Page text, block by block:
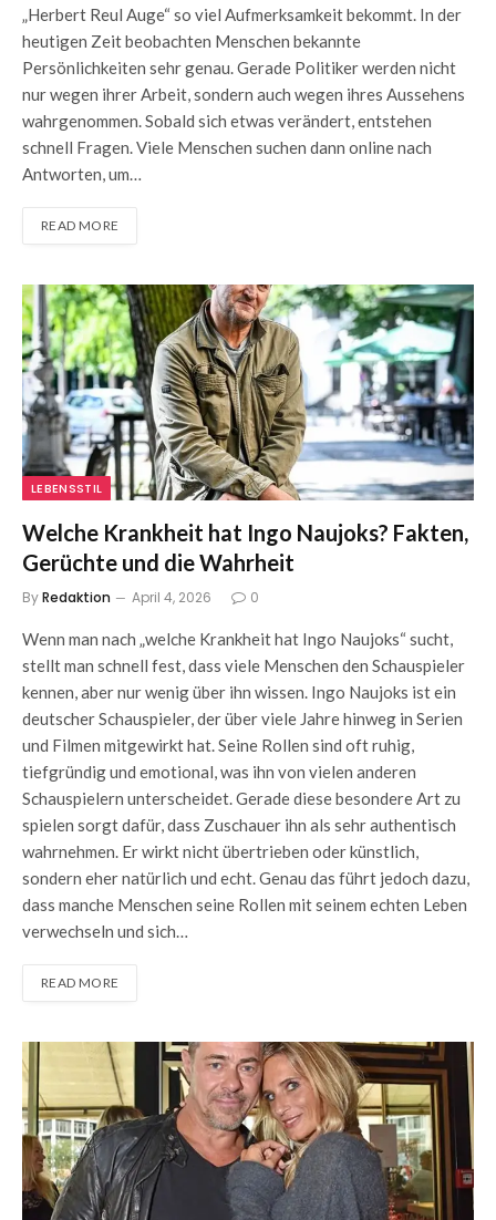
„Herbert Reul Auge“ so viel Aufmerksamkeit bekommt. In der
heutigen Zeit beobachten Menschen bekannte
Persönlichkeiten sehr genau. Gerade Politiker werden nicht
nur wegen ihrer Arbeit, sondern auch wegen ihres Aussehens
wahrgenommen. Sobald sich etwas verändert, entstehen
schnell Fragen. Viele Menschen suchen dann online nach
Antworten, um…
READ MORE
LEBENSSTIL
Welche Krankheit hat Ingo Naujoks? Fakten,
Gerüchte und die Wahrheit
ByRedaktion April 4, 2026 0
Wenn man nach „welche Krankheit hat Ingo Naujoks“ sucht,
stellt man schnell fest, dass viele Menschen den Schauspieler
kennen, aber nur wenig über ihn wissen. Ingo Naujoks ist ein
deutscher Schauspieler, der über viele Jahre hinweg in Serien
und Filmen mitgewirkt hat. Seine Rollen sind oft ruhig,
tiefgründig und emotional, was ihn von vielen anderen
Schauspielern unterscheidet. Gerade diese besondere Art zu
spielen sorgt dafür, dass Zuschauer ihn als sehr authentisch
wahrnehmen. Er wirkt nicht übertrieben oder künstlich,
sondern eher natürlich und echt. Genau das führt jedoch dazu,
dass manche Menschen seine Rollen mit seinem echten Leben
verwechseln und sich…
READ MORE